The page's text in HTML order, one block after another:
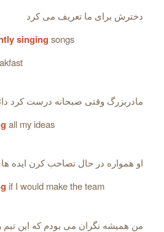
دخترش برای ما تعریف می کرد
singing songs
مادربزرگ وقتی صبحانه درست کرد
all my ideas
او همواره در حال تصاحب کرن ایده
if I would make the team
من همیشه نگران می بودم که این